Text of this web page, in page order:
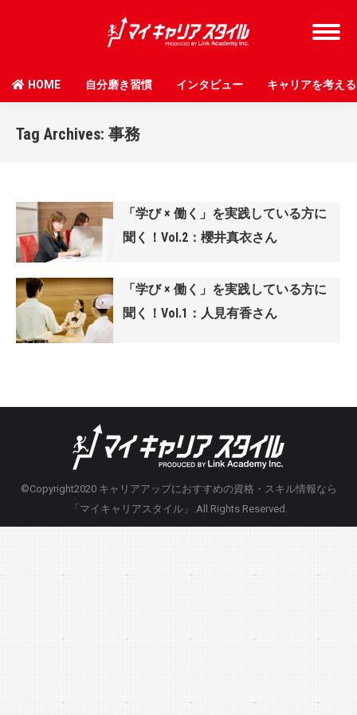
HOME 自分磨き習慣 インタビュー キャリアを考える
Tag Archives: 事務
「学び × 働く」を実践している方に
聞く！Vol.2：櫻井真衣さん
「学び × 働く」を実践している方に
聞く！Vol.1：人見有香さん
©Copyright2020 キャリアアップにおすすめの資格・スキル情報なら
「マイキャリアスタイル」 .All Rights Reserved.